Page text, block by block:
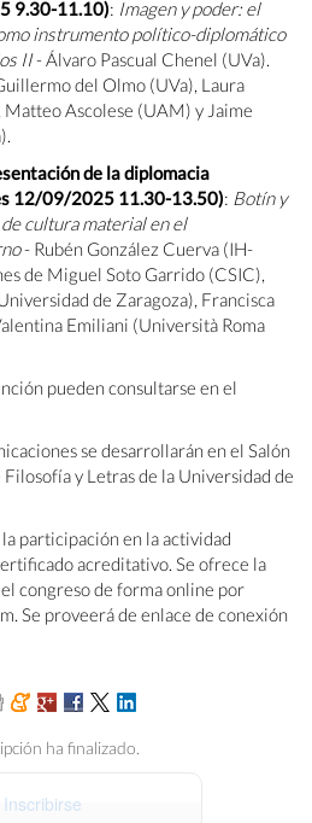
9.30-11.10): Imagen y poder: el
instrumento político-diplomático
II- Álvaro Pascual Chenel (UVa).
del Olmo (UVa), Laura
Matteo Ascolese (UAM) y Jaime
de la diplomacia
12/09/2025 11.30-13.50): Botín y
cultura material en el
- Rubén González Cuerva (IH-
de Miguel Soto Garrido (CSIC),
de Zaragoza), Francisca
Emiliani (Università Roma
pueden consultarse en el
se desarrollarán en el Salón
y Letras de la Universidad de
participación en la actividad
acreditativo. Se ofrece la
congreso de forma online por
Se proveerá de enlace de conexión
ha finalizado.
Inscribirse